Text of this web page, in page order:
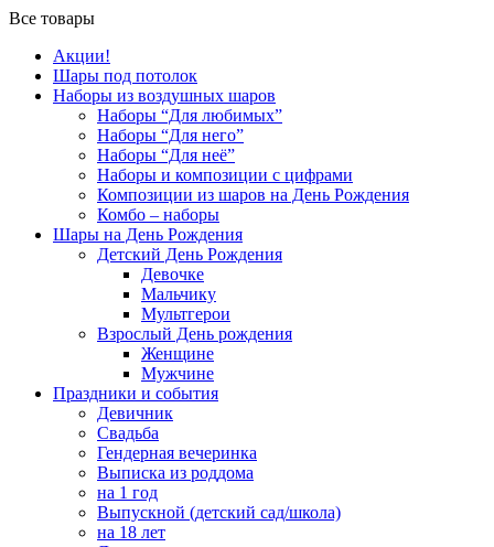
Все товары
Акции!
Шары под потолок
Наборы из воздушных шаров
Наборы “Для любимых”
Наборы “Для него”
Наборы “Для неё”
Наборы и композиции с цифрами
Композиции из шаров на День Рождения
Комбо – наборы
Шары на День Рождения
Детский День Рождения
Девочке
Мальчику
Мультгерои
Взрослый День рождения
Женщине
Мужчине
Праздники и события
Девичник
Свадьба
Гендерная вечеринка
Выписка из роддома
на 1 год
Выпускной (детский сад/школа)
на 18 лет